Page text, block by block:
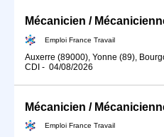
Emploi France Travail
Auxerre (89000), Yonne (89),
CDI - 04/08/2026
Emploi France Travail